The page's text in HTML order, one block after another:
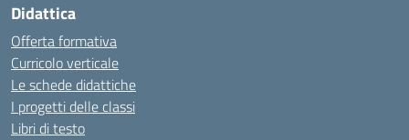
Didattica
Offerta formativa
Curricolo verticale
Le schede didattiche
I progetti delle classi
Libri di testo